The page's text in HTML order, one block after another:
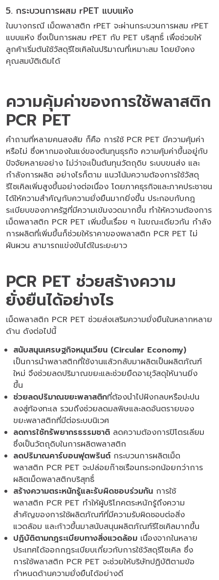
5. กระบวนการผสม rPET แบบแห้ง
ในบางกรณี เม็ดพลาสติก rPET จะผ่านกระบวนการผสม rPET
แบบแห้ง ซึ่งเป็นการผสม rPET กับ PET บริสุทธิ์ เพื่อช่วยให้
ลูกค้าเริ่มต้นใช้วัสดุรีไซเคิลในปริมาณที่เหมาะสม โดยยังคง
คุณสมบัติเดิมได้
ความคุ้มค่าของการใช้พลาสติก
PCR PET
คำถามที่หลายคนสงสัย ก็คือ การใช้ PCR PET มีความคุ้มค่า
หรือไม่ ซึ่งหากมองในแง่ของต้นทุนธุรกิจ ความคุ้มค่าขึ้นอยู่กับ
ปัจจัยหลายอย่าง ไม่ว่าจะเป็นต้นทุนวัตถุดิบ ระบบขนส่ง และ
กำลังการผลิต อย่างไรก็ตาม แนวโน้มความต้องการใช้วัสดุ
รีไซเคิลเพิ่มสูงขึ้นอย่างต่อเนื่อง โดยภาคธุรกิจและภาคประชาชน
ได้ให้ความสำคัญกับความยั่งยืนมากยิ่งขึ้น ประกอบกับกฎ
ระเบียบของภาครัฐที่มีความเข้มงวดมากขึ้น ทำให้ความต้องการ
เม็ดพลาสติก PCR PET เพิ่มขึ้นเรื่อย ๆ ในขณะเดียวกัน กำลัง
การผลิตที่เพิ่มขึ้นก็ช่วยให้ราคาของพลาสติก PCR PET ไม่
ผันผวน สามารถแข่งขันได้ในระยะยาว
PCR PET ช่วยสร้างความ
ยั่งยืนได้อย่างไร
เม็ดพลาสติก PCR PET ช่วยส่งเสริมความยั่งยืนในหลากหลาย
ด้าน ดังต่อไปนี้
สนับสนุนเศรษฐกิจหมุนเวียน (Circular Economy)
เป็นการนำพลาสติกที่ใช้งานแล้วกลับมาผลิตเป็นผลิตภัณฑ์
ใหม่ จึงช่วยลดปริมาณขยะและช่วยยืดอายุวัสดุให้นานยิ่ง
ขึ้น
ช่วยลดปริมาณขยะพลาสติกที่ต้องนำไปฝังกลบหรือปะปน
ลงสู่ท้องทะเล รวมถึงช่วยลดมลพิษและลดอันตรายของ
ขยะพลาสติกที่มีต่อระบบนิเวศ
ลดการใช้ทรัพยากรธรรมชาติ ลดความต้องการปิโตรเลียม
ซึ่งเป็นวัตถุดิบในการผลิตพลาสติก
ลดปริมาณคาร์บอนฟุตพรินต์ กระบวนการผลิตเม็ด
พลาสติก PCR PET จะปล่อยก๊าซเรือนกระจกน้อยกว่าการ
ผลิตเม็ดพลาสติกบริสุทธิ์
สร้างความตระหนักรู้และรับผิดชอบร่วมกัน การใช้
พลาสติก PCR PET ทำให้ผู้บริโภคตระหนักรู้ถึงความ
สำคัญของการใช้ผลิตภัณฑ์ที่มีความรับผิดชอบต่อสิ่ง
แวดล้อม และก้าวขึ้นมาสนับสนุนผลิตภัณฑ์รีไซเคิลมากขึ้น
ปฏิบัติตามกฎระเบียบทางสิ่งแวดล้อม เนื่องจากในหลาย
ประเทศได้ออกกฎระเบียบเกี่ยวกับการใช้วัสดุรีไซเคิล ซึ่ง
การใช้พลาสติก PCR PET จะช่วยให้บริษัทปฏิบัติตามข้อ
กำหนดด้านความยั่งยืนได้อย่างดี